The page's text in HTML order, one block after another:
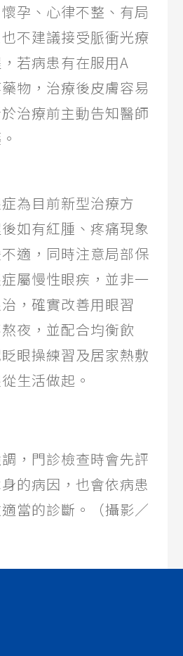
孕、心律不整、有局
不建議接受脈衝光療
若病患有在服用A
物，治療後皮膚容易
治療前主動告知醫師
為目前新型治療方
如有紅腫、疼痛現象
適，同時注意局部保
屬慢性眼疾，並非一
，確實改善用眼習
夜，並配合均衡飲
眼操練習及居家熱敷
生活做起。
，門診檢查時會先評
的病因，也會依病患
當的診斷。（攝影／